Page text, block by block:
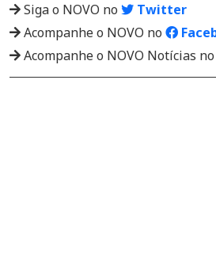
Siga o NOVO no
Twitter
Acompanhe o NOVO no
Acompanhe o NOVO Notícias no